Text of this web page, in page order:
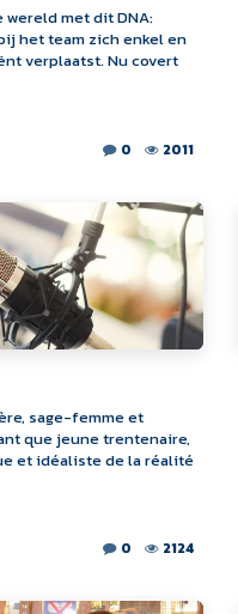
met dit DNA:
het team zich enkel en
verplaatst. Nu covert
0 2011
sage-femme et
que jeune trentenaire,
et idéaliste de la réalité
0 2124